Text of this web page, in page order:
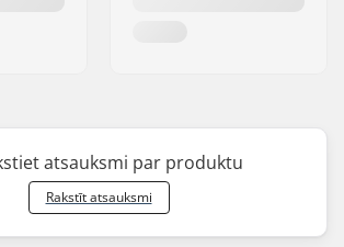
atsauksmi par produktu
Rakstīt atsauksmi